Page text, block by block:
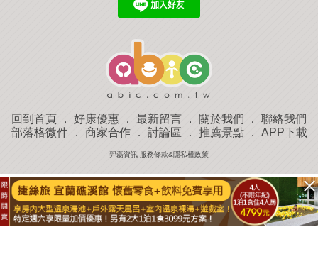
回到首頁 ． 好康優惠 ． 最新留言 ． 關於我們 ． 聯絡我們
部落格微件． 商家合作． 討論區 ． 推薦景點． APP下載
羿磊資訊 服務條款&隱私權政策